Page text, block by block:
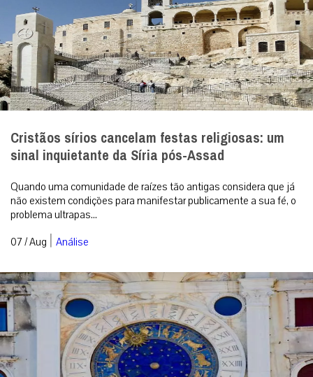
Cristãos sírios cancelam festas religiosas: um
sinal inquietante da Síria pós-Assad
Quando uma comunidade de raízes tão antigas considera que já
não existem condições para manifestar publicamente a sua fé, o
problema ultrapas...
07 / Aug | Análise